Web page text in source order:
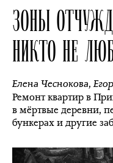
ЗОНЫ
НИКТО НЕ
Елена Чеснокова,
Ремонт квартир в
в мёртвые деревни,
бункерах и другие